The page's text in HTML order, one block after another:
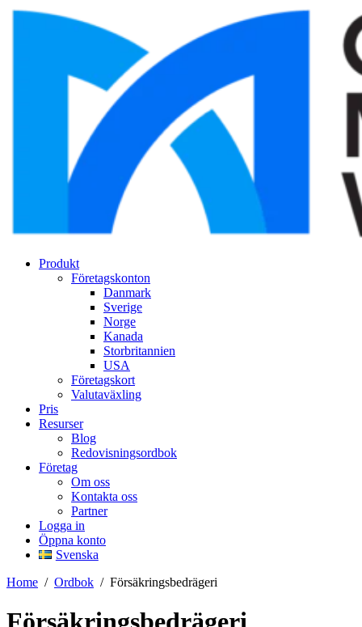
Produkt
Företagskonton
Danmark
Sverige
Norge
Kanada
Storbritannien
USA
Företagskort
Valutaväxling
Pris
Resurser
Blog
Redovisningsordbok
Företag
Om oss
Kontakta oss
Partner
Logga in
Öppna konto
Svenska
Home / Ordbok / Försäkringsbedrägeri